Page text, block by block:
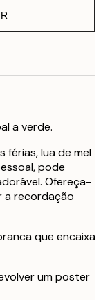
a verde.
férias, lua de mel
pode
Ofereça-
a recordação
que encaixa
um poster